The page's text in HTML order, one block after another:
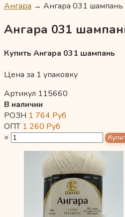
Ангара → Ангара 031 шампань
Ангара 031
Купить Ангара 031 шампань
Цена за 1 упаковку
Артикул 115660
В наличии
РОЗН 1 764 Руб
ОПТ 1 260 Руб
×